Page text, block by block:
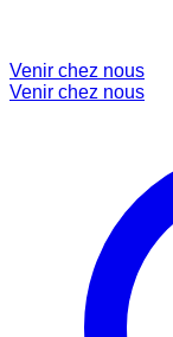
Venir chez nous
Venir chez nous